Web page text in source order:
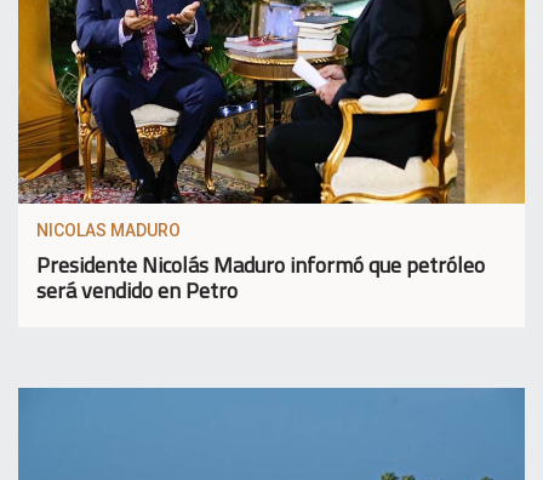
NICOLAS MADURO
Presidente Nicolás Maduro informó que petróleo
será vendido en Petro